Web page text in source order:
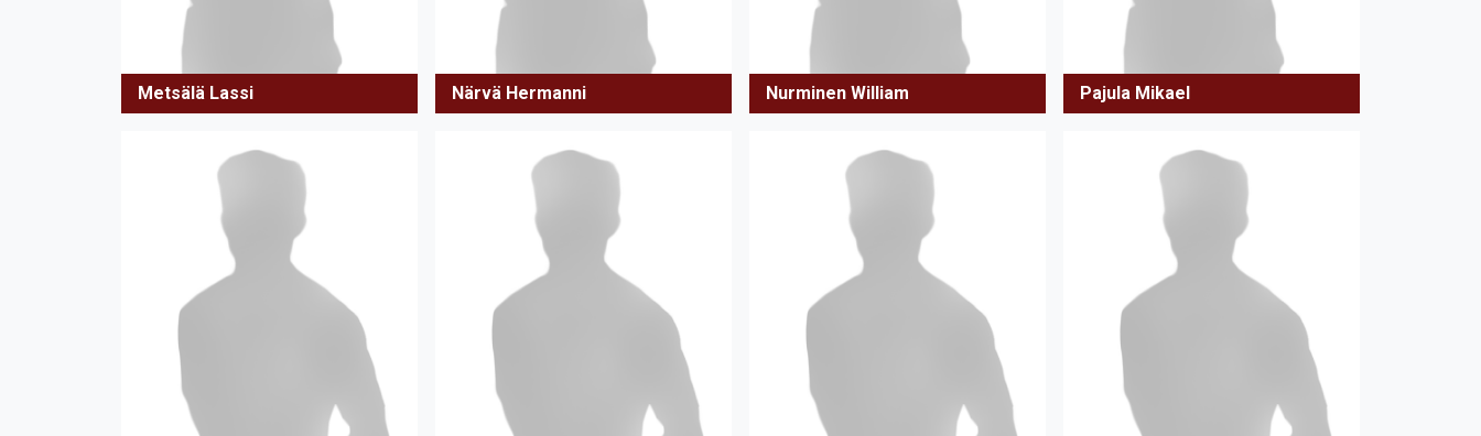
Metsälä Lassi Närvä Hermanni Nurminen William Pajula Mikael